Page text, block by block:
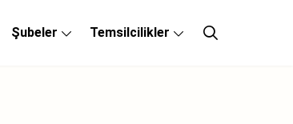
Şubeler Temsilcilikler